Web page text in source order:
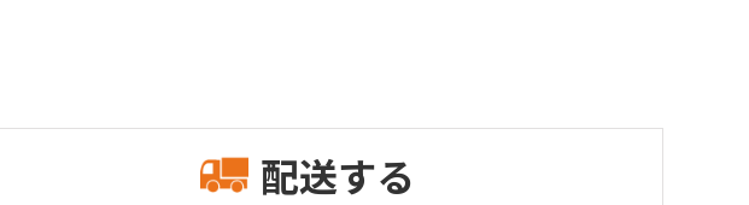
配送する